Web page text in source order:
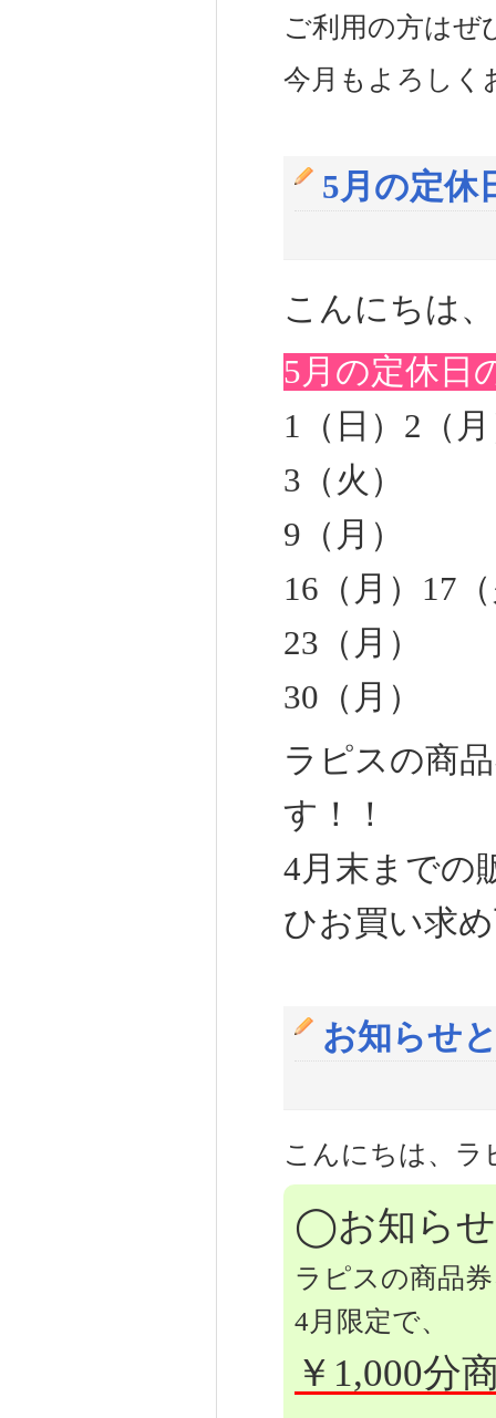
ご利用の方はぜ
今月もよろしく
5月の定休
こんにちは
5月の定休日
1（日）2（
3（火）
9（月）
16（月）17
23（月）
30（月）
ラピスの商
す！！
4月末までの
ひお買い求
お知らせ
こんにちは、ラ
◯お知ら
ラピスの商品
4月限定で、
￥1,000分